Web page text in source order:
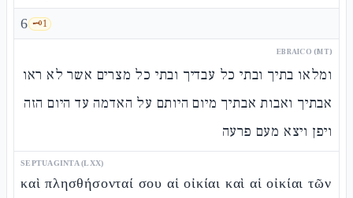
6 🗝️1
EBRAICO (MT)
ומלאו בתיך ובתי כל עבדיך ובתי כל מצרים אשר לא ראו
אבתיך ואבות אבתיך מיום היותם על האדמה עד היום הזה
ויפן ויצא מעם פרעה
SEPTUAGINTA (LXX)
καὶ πλησθήσονταί σου αἱ οἰκίαι καὶ αἱ οἰκίαι τῶν